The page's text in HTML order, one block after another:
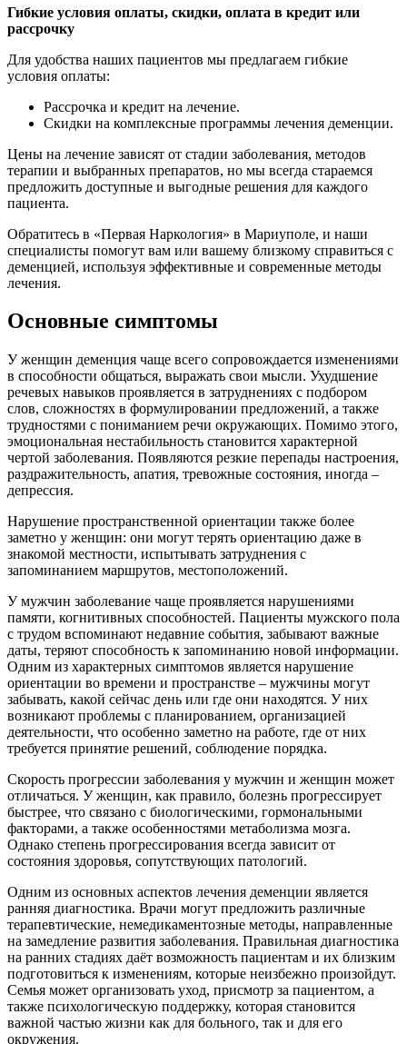
Гибкие условия оплаты, скидки, оплата в кредит или
рассрочку
Для удобства наших пациентов мы предлагаем гибкие
условия оплаты:
Рассрочка и кредит на лечение.
Скидки на комплексные программы лечения деменции.
Цены на лечение зависят от стадии заболевания, методов
терапии и выбранных препаратов, но мы всегда стараемся
предложить доступные и выгодные решения для каждого
пациента.
Обратитесь в «Первая Наркология» в Мариуполе, и наши
специалисты помогут вам или вашему близкому справиться с
деменцией, используя эффективные и современные методы
лечения.
Основные симптомы
У женщин деменция чаще всего сопровождается изменениями
в способности общаться, выражать свои мысли. Ухудшение
речевых навыков проявляется в затруднениях с подбором
слов, сложностях в формулировании предложений, а также
трудностями с пониманием речи окружающих. Помимо этого,
эмоциональная нестабильность становится характерной
чертой заболевания. Появляются резкие перепады настроения,
раздражительность, апатия, тревожные состояния, иногда –
депрессия.
Нарушение пространственной ориентации также более
заметно у женщин: они могут терять ориентацию даже в
знакомой местности, испытывать затруднения с
запоминанием маршрутов, местоположений.
У мужчин заболевание чаще проявляется нарушениями
памяти, когнитивных способностей. Пациенты мужского пола
с трудом вспоминают недавние события, забывают важные
даты, теряют способность к запоминанию новой информации.
Одним из характерных симптомов является нарушение
ориентации во времени и пространстве – мужчины могут
забывать, какой сейчас день или где они находятся. У них
возникают проблемы с планированием, организацией
деятельности, что особенно заметно на работе, где от них
требуется принятие решений, соблюдение порядка.
Скорость прогрессии заболевания у мужчин и женщин может
отличаться. У женщин, как правило, болезнь прогрессирует
быстрее, что связано с биологическими, гормональными
факторами, а также особенностями метаболизма мозга.
Однако степень прогрессирования всегда зависит от
состояния здоровья, сопутствующих патологий.
Одним из основных аспектов лечения деменции является
ранняя диагностика. Врачи могут предложить различные
терапевтические, немедикаментозные методы, направленные
на замедление развития заболевания. Правильная диагностика
на ранних стадиях даёт возможность пациентам и их близким
подготовиться к изменениям, которые неизбежно произойдут.
Семья может организовать уход, присмотр за пациентом, а
также психологическую поддержку, которая становится
важной частью жизни как для больного, так и для его
окружения.